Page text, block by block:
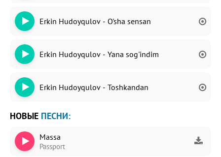
Erkin Hudoyqulov - O'sha sensan
Erkin Hudoyqulov - Yana sog'indim
Erkin Hudoyqulov - Toshkandan
НОВЫЕ ПЕСНИ:
Massa
Passport